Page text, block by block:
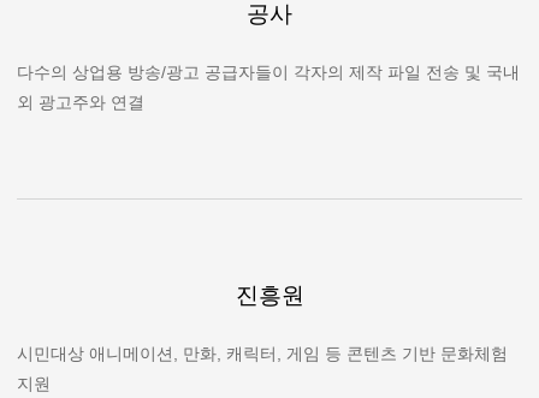
공사
다수의 상업용 방송/광고 공급자들이 각자의 제작 파일 전송 및 국내
외 광고주와 연결
진흥원
시민대상 애니메이션, 만화, 캐릭터, 게임 등 콘텐츠 기반 문화체험
지원